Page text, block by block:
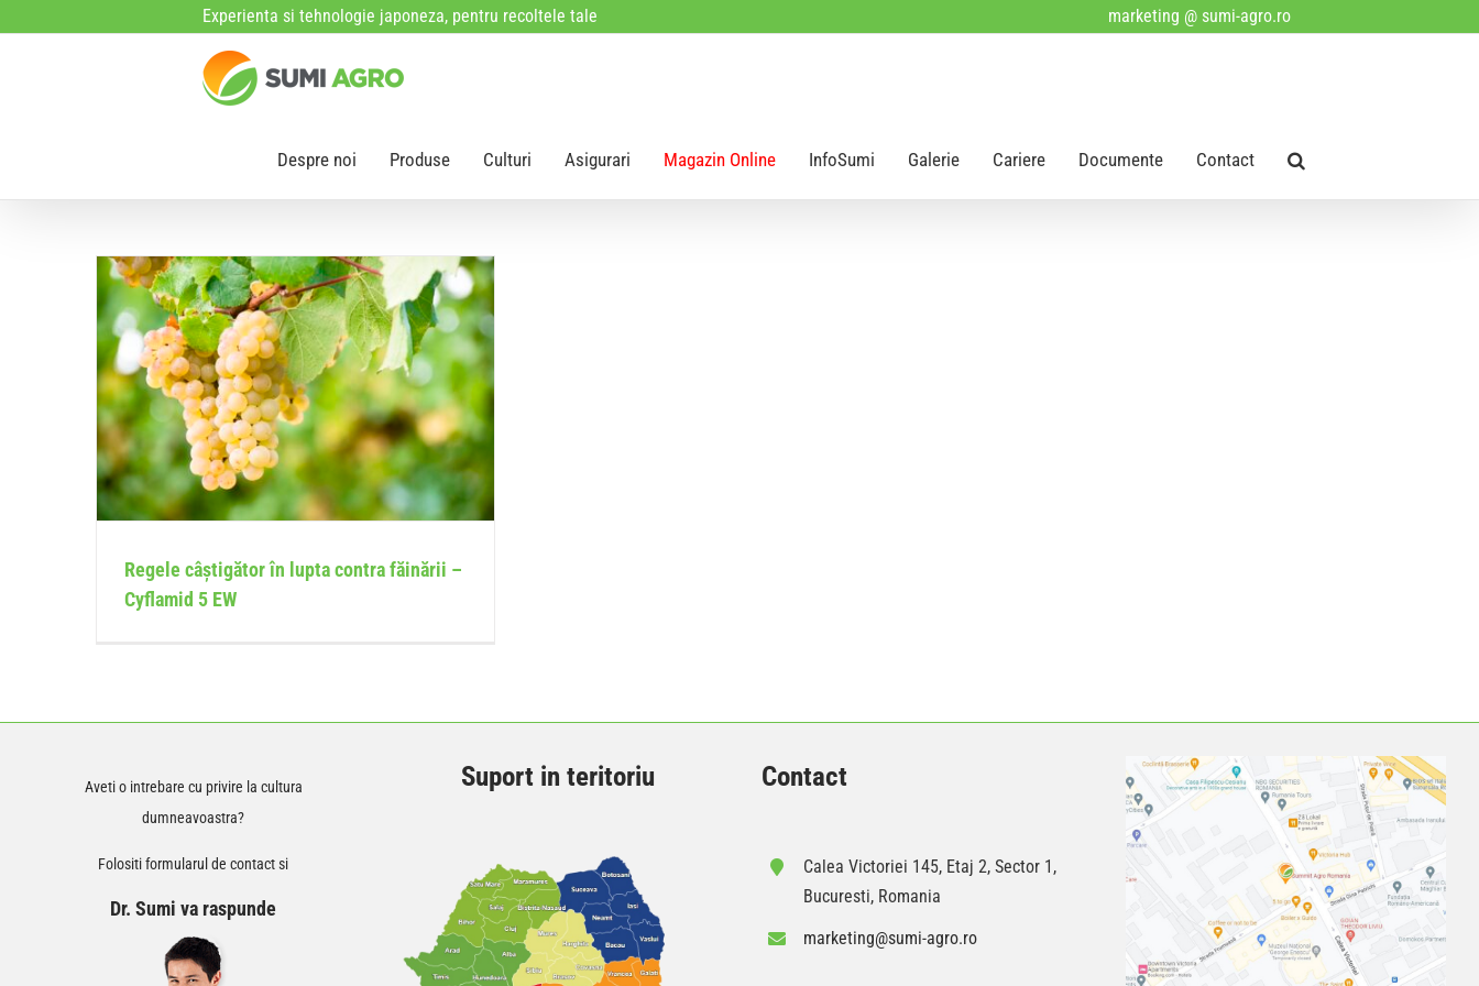
Experienta si tehnologie japoneza, pentru recoltele tale marketing @ sumi-agro.ro
Despre noi Produse Culturi Asigurari Magazin Online InfoSumi Galerie Cariere Documente Contact
Regele câștigător în lupta contra făinării –
Cyflamid 5 EW
Aveti o intrebare cu privire la cultura
dumneavoastra?
Folositi formularul de contact si
Dr. Sumi va raspunde
Suport in teritoriu Contact
Calea Victoriei 145, Etaj 2, Sector 1,
Bucuresti, Romania
marketing@sumi-agro.ro